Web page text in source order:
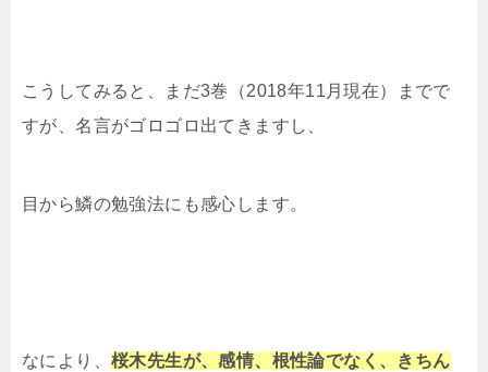
こうしてみると、まだ3巻（2018年11月現在）までで
すが、名言がゴロゴロ出てきますし、
目から鱗の勉強法にも感心します。
なにより、 桜木先生が、感情、根性論でなく、きちん